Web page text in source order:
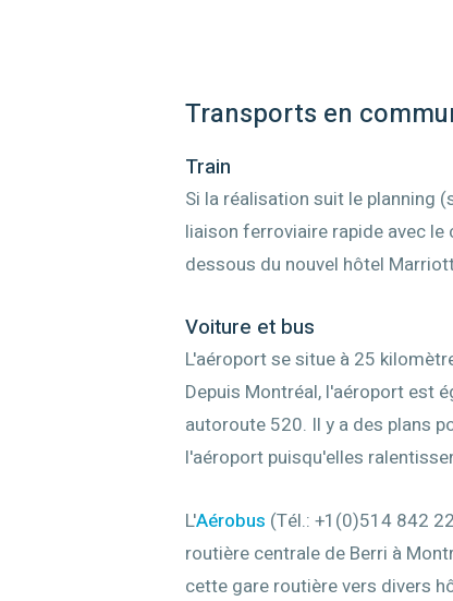
Transports en
Train
Si la réalisation suit le planning
liaison ferroviaire rapide avec
dessous du nouvel hôtel
Voiture et bus
L'aéroport se situe à 25
Depuis Montréal, l'aéroport est
autoroute 520. Il y a des plans
l'aéroport puisqu'elles
L'Aérobus (Tél.: +1(0)514 842
routière centrale de Berri à
cette gare routière vers divers